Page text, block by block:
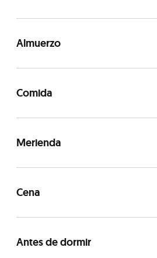
Almuerzo
Comida
Merienda
Cena
Antes de dormir